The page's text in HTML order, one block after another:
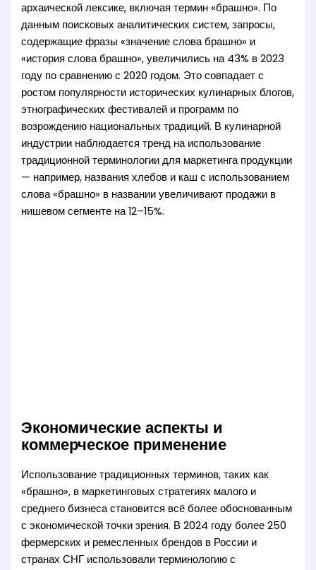
архаической лексике, включая термин «брашно». По
данным поисковых аналитических систем, запросы,
содержащие фразы «значение слова брашно» и
«история слова брашно», увеличились на 43% в 2023
году по сравнению с 2020 годом. Это совпадает с
ростом популярности исторических кулинарных блогов,
этнографических фестивалей и программ по
возрождению национальных традиций. В кулинарной
индустрии наблюдается тренд на использование
традиционной терминологии для маркетинга продукции
— например, названия хлебов и каш с использованием
слова «брашно» в названии увеличивают продажи в
нишевом сегменте на 12–15%.
Экономические аспекты и
коммерческое применение
Использование традиционных терминов, таких как
«брашно», в маркетинговых стратегиях малого и
среднего бизнеса становится всё более обоснованным
с экономической точки зрения. В 2024 году более 250
фермерских и ремесленных брендов в России и
странах СНГ использовали терминологию с